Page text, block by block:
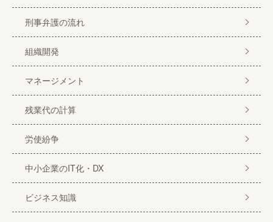
刑事弁護の流れ
組織開発
マネージメント
残業代の計算
労使紛争
中小企業のIT化・DX
ビジネス知識